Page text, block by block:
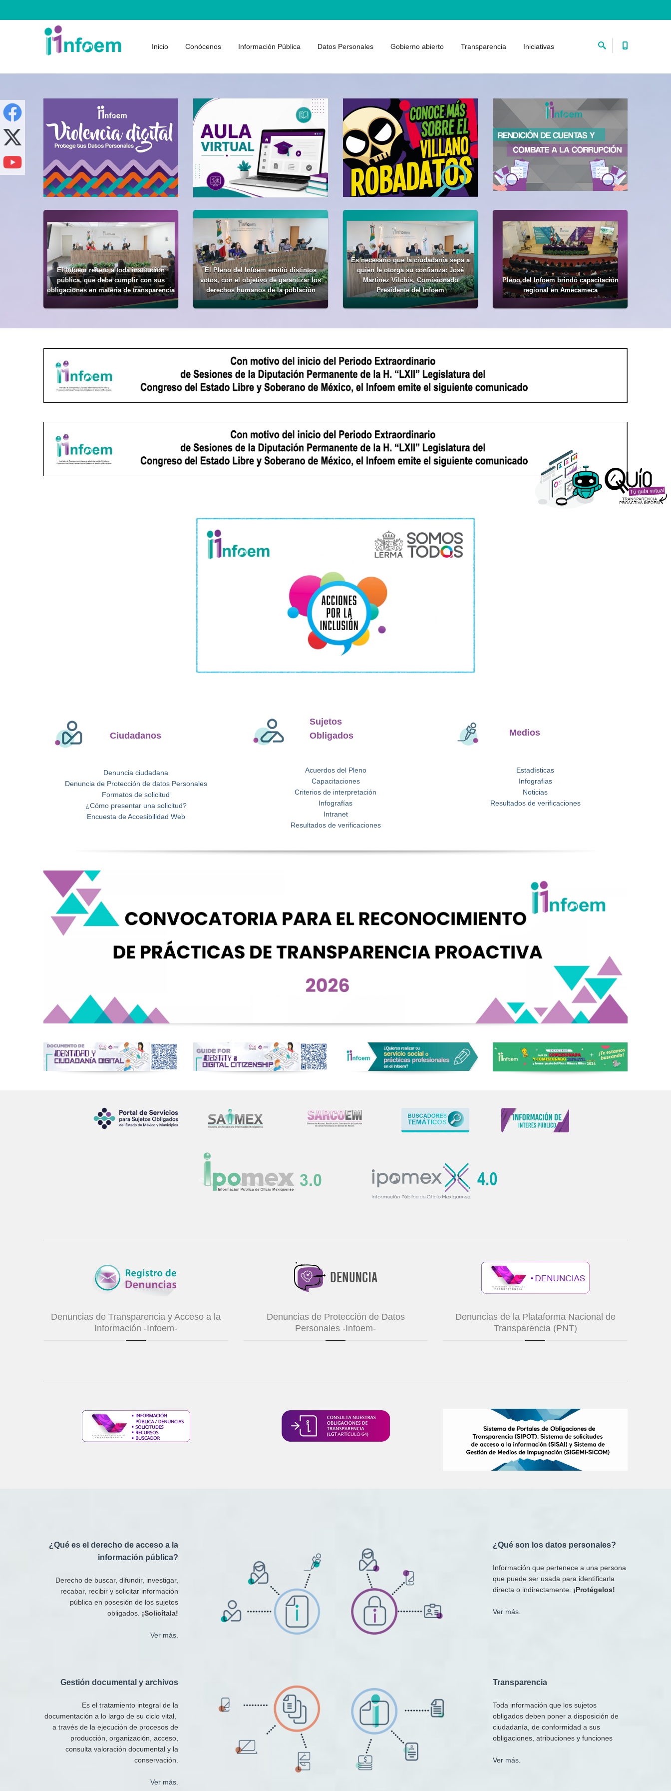
Inicio Conócenos Información Pública Datos Personales Gobierno abierto Transparencia Iniciativas
El Infoem reiteró a toda institución
pública, que debe cumplir con sus
obligaciones en materia de transparencia
El Pleno del Infoem emitió distintos
votos, con el objetivo de garantizar los
derechos humanos de la población
Es necesario que la ciudadanía sepa a
quién le otorga su confianza: José
Martínez Vilchis, Comisionado
Presidente del Infoem
Pleno del Infoem brindó capacitación
regional en Amecameca
Ciudadanos
Denuncia ciudadana
Denuncia de Protección de datos Personales
Formatos de solicitud
¿Cómo presentar una solicitud?
Encuesta de Accesibilidad Web
Sujetos
Obligados
Acuerdos del Pleno
Capacitaciones
Criterios de interpretación
Infografías
Intranet
Resultados de verificaciones
Medios
Estadísticas
Infografias
Noticias
Resultados de verificaciones
Denuncias de Transparencia y Acceso a la
Información -Infoem-
Denuncias de Protección de Datos
Personales -Infoem-
Denuncias de la Plataforma Nacional de
Transparencia (PNT)
¿Qué es el derecho de acceso a la
información pública?
Derecho de buscar, difundir, investigar,
recabar, recibir y solicitar información
pública en posesión de los sujetos
obligados. ¡Solicítala!
Ver más.
¿Qué son los datos personales?​
Información que pertenece a una persona
que puede ser usada para identificarla
directa o indirectamente. ¡Protégelos!
Ver más.
Gestión documental y archivos​
Es el tratamiento integral de la
documentación a lo largo de su ciclo vital,
a través de la ejecución de procesos de
producción, organización, acceso,
consulta valoración documental y la
conservación.
Ver más.
Transparencia
Toda información que los sujetos
obligados deben poner a disposición de
ciudadanía, de conformidad a sus
obligaciones, atribuciones y funciones
Ver más.